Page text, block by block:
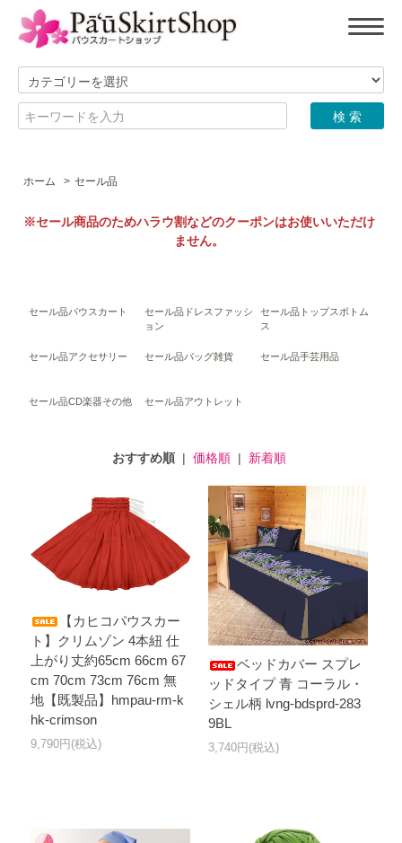
ホーム > セール品
※セール商品のためハラウ割などのクーポンはお使いいただけ
ません。
セール品パウスカート
セール品ドレスファッシ
ョン
セール品トップスボトム
ス
セール品アクセサリー セール品バッグ雑貨 セール品手芸用品
セール品CD楽器その他 セール品アウトレット
おすすめ順| 価格順| 新着順
【カヒコパウスカー
ト】クリムゾン 4本紐 仕
上がり丈約65cm 66cm 67
cm 70cm 73cm 76cm 無
地【既製品】hmpau-rm-k
hk-crimson
9,790円(税込)
ベッドカバー スプレ
ッドタイプ 青 コーラル・
シェル柄 lvng-bdsprd-283
9BL
3,740円(税込)